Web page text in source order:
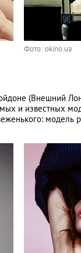
Фото: okino.ua
(Внешний
и известных